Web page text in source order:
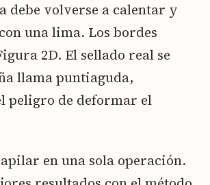
debe volverse a calentar y
una lima. Los bordes
2D. El sellado real se
llama puntiaguda,
peligro de deformar el
en una sola operación.